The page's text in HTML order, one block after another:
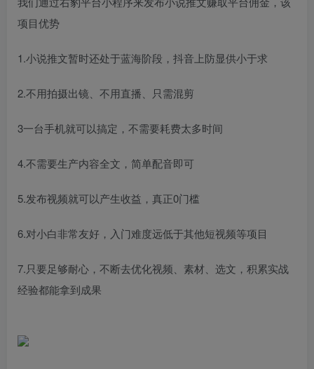
项目优势
1.小说推文暂时还处于蓝海阶段，抖音上防显供小于求
2.不用拍摄出镜、不用直播、只需混剪
3一台手机就可以搞定，不需要耗费太多时间
4.不需要生产内容全文，简单配音即可
5.发布视频就可以产生收益，真正0门槛
6.对小白非常友好，入门难度远低于其他短视频等项目
7.只要足够耐心，不断去优化视频、素材、选文，积累实战
经验都能拿到成果